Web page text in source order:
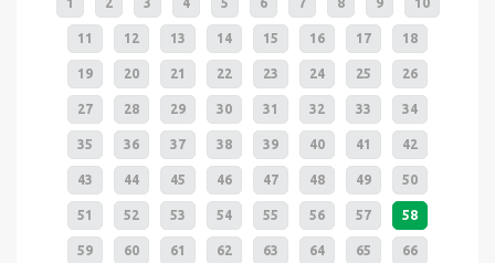
11 12 13 14 15 16 17 18
19 20 21 22 23 24 25 26
27 28 29 30 31 32 33 34
35 36 37 38 39 40 41 42
43 44 45 46 47 48 49 50
51 52 53 54 55 56 57 58
59 60 61 62 63 64 65 66